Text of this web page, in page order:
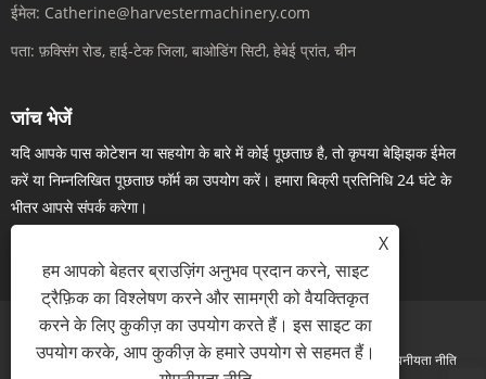
ईमेल: Catherine@harvestermachinery.com
पता: फ़क्सिंग रोड, हाई-टेक जिला, बाओडिंग सिटी, हेबेई प्रांत, चीन
जांच भेजें
यदि आपके पास कोटेशन या सहयोग के बारे में कोई पूछताछ है, तो कृपया बेझिझक ईमेल
करें या निम्नलिखित पूछताछ फॉर्म का उपयोग करें। हमारा बिक्री प्रतिनिधि 24 घंटे के
भीतर आपसे संपर्क करेगा।
अब पूछताछ करें
Links Sitemap RSS XML गोपनीयता नीति
X
हम आपको बेहतर ब्राउज़िंग अनुभव प्रदान करने, साइट
ट्रैफ़िक का विश्लेषण करने और सामग्री को वैयक्तिकृत
करने के लिए कुकीज़ का उपयोग करते हैं। इस साइट का
उपयोग करके, आप कुकीज़ के हमारे उपयोग से सहमत हैं।